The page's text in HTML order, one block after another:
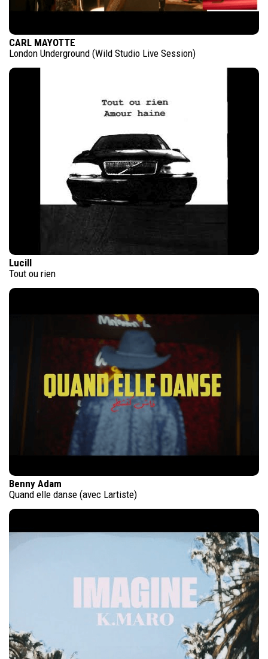
CARL MAYOTTE
London Underground (Wild Studio Live Session)
Lucill
Tout ou rien
Benny Adam
Quand elle danse (avec Lartiste)